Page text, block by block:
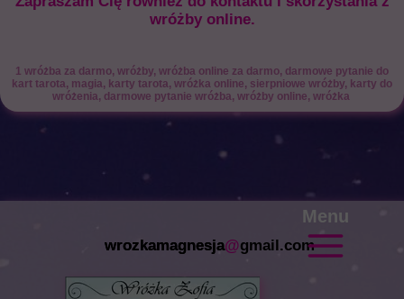
wróżby online.
1 wróżba za darmo, wróżby, wróżba online za darmo, darmowe pytanie do
kart tarota, magia, karty tarota, wróżka online, sierpniowe wróżby, karty do
wróżenia, darmowe pytanie wróżba, wróżby online, wróżka
Menu
wrozkamagnesja@gmail.com